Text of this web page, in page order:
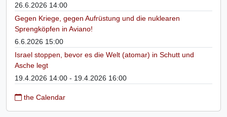
26.6.2026 14:00
Gegen Kriege, gegen Aufrüstung und die nuklearen
Sprengköpfen in Aviano!
6.6.2026 15:00
Israel stoppen, bevor es die Welt (atomar) in Schutt und
Asche legt
19.4.2026 14:00 - 19.4.2026 16:00
the Calendar